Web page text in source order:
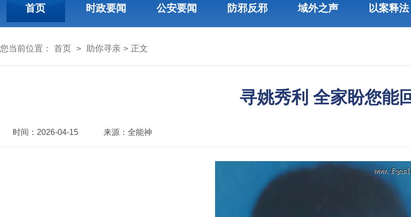
首页 时政要闻 公安要闻 防邪反邪 域外之声 以案释法
您当前位置： 首页 > 助你寻亲 > 正文
寻姚秀利 全家盼您能
时间： 2026-04-15 来源： 全能神